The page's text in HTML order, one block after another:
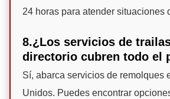
24 horas para atender situaciones
8.¿Los servicios de
directorio cubren todo el
Sí, abarca servicios de remolques
Unidos. Puedes encontrar